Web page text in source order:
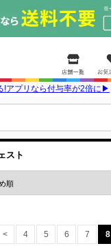
!アプリなら付与率が2倍に▶
スト
< 4 5 6 7 8